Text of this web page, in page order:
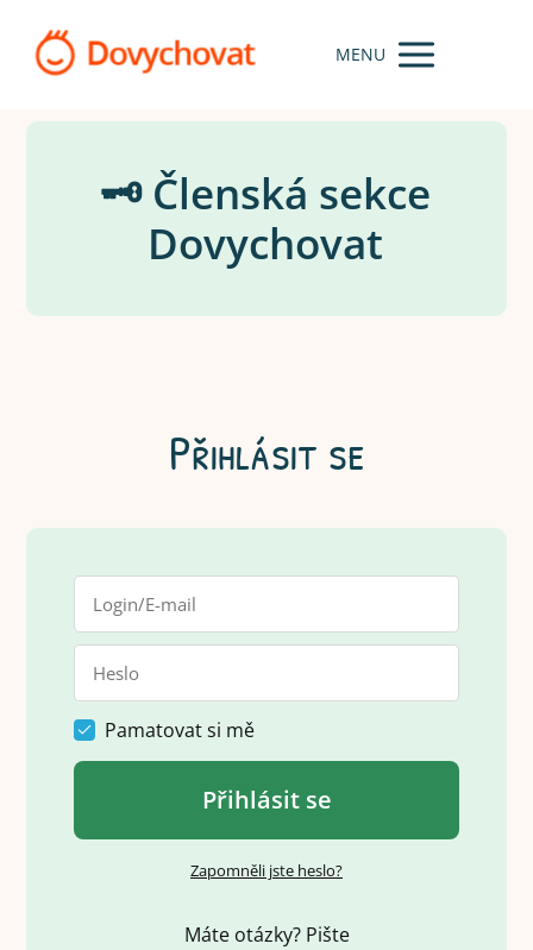
MENU
🗝️ Členská sekce
Dovychovat
Přihlásit se
Pamatovat si mě
Přihlásit se
Zapomněli jste heslo?
Máte otázky? Pište